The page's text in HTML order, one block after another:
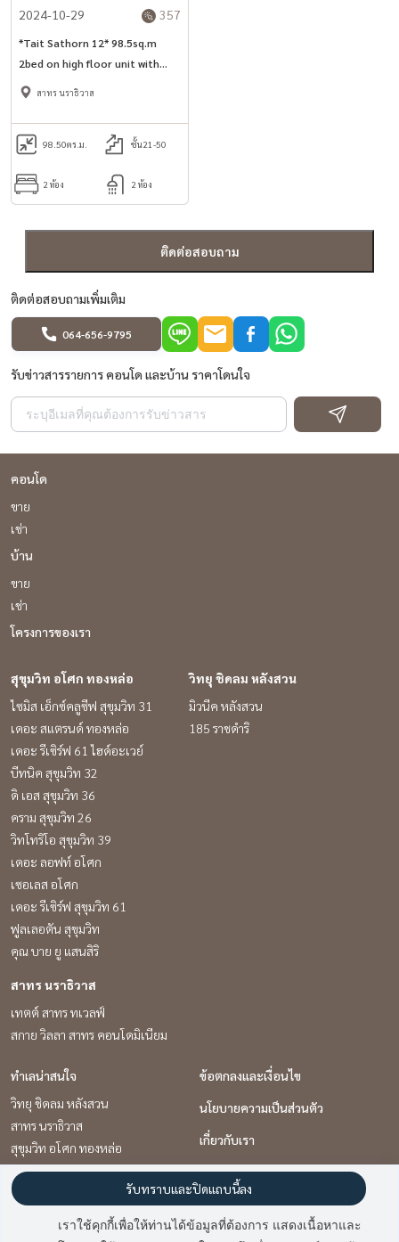
2024-10-29 357
*Tait Sathorn 12* 98.5sq.m
2bed on high floor unit with
luxury functions in Sathorn
สาทร นราธิวาส
98.50ตร.ม. ชั้น21-50
2 ห้อง 2 ห้อง
ติดต่อสอบถาม
ติดต่อสอบถามเพิ่มเติม
064-656-9795
รับข่าวสารรายการ คอนโด และบ้าน ราคาโดนใจ
คอนโด
ขาย
เช่า
บ้าน
ขาย
เช่า
โครงการของเรา
สุขุมวิท อโศก ทองหล่อ
ไซมิส เอ็กซ์คลูซีฟ สุขุมวิท 31
เดอะ สแตรนด์ ทองหล่อ
เดอะ รีเซิร์ฟ 61 ไฮด์อะเวย์
บีทนิค สุขุมวิท 32
ดิ เอส สุขุมวิท 36
คราม สุขุมวิท 26
วิทโทริโอ สุขุมวิท 39
เดอะ ลอฟท์ อโศก
เซอเลส อโศก
เดอะ รีเซิร์ฟ สุขุมวิท 61
ฟูลเลอตัน สุขุมวิท
คุณ บาย ยู แสนสิริ
วิทยุ ชิดลม หลังสวน
มิวนีค หลังสวน
185 ราชดำริ
สาทร นราธิวาส
เทตต์ สาทร ทเวลฟ์
สกาย วิลลา สาทร คอนโดมิเนียม
ทำเลน่าสนใจ
วิทยุ ชิดลม หลังสวน
สาทร นราธิวาส
สุขุมวิท อโศก ทองหล่อ
ข้อตกลงและเงื่อนไข
นโยบายความเป็นส่วนตัว
เกี่ยวกับเรา
วิธีการฝากขาย-เช่า
ติดต่อ
เราใช้คุกกี้เพื่อให้ท่านได้ข้อมูลที่ต้องการ แสดงเนื้อหาและ
รับทราบและปิดแถบนี้ลง